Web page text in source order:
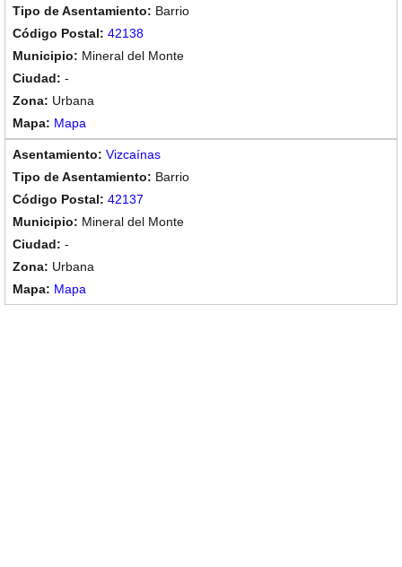
Barrio
42138
Mineral del Monte
-
Urbana
Mapa
Vizcaínas
Barrio
42137
Mineral del Monte
-
Urbana
Mapa